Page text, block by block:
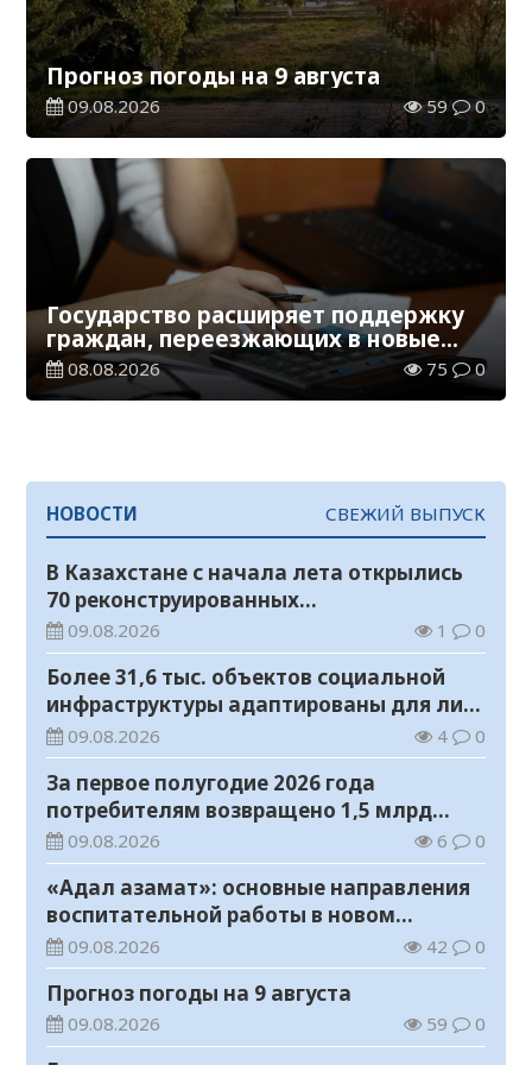
Прогноз погоды на 9 августа
09.08.2026 59 0
Государство расширяет поддержку
граждан, переезжающих в новые
регионы для работы
08.08.2026 75 0
НОВОСТИ СВЕЖИЙ ВЫПУСК
В Казахстане с начала лета открылись
70 реконструированных
железнодорожных вокзалов
09.08.2026 1 0
Более 31,6 тыс. объектов социальной
инфраструктуры адаптированы для лиц
с инвалидностью
09.08.2026 4 0
За первое полугодие 2026 года
потребителям возвращено 1,5 млрд
тенге
09.08.2026 6 0
«Адал азамат»: основные направления
воспитательной работы в новом
учебном году
09.08.2026 42 0
Прогноз погоды на 9 августа
09.08.2026 59 0